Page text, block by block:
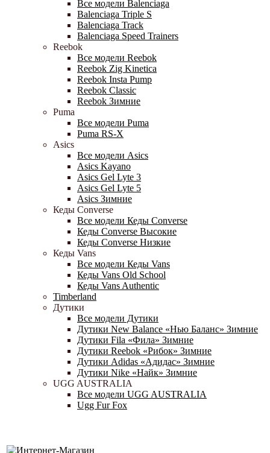
Все модели Balenciaga
Balenciaga Triple S
Balenciaga Track
Balenciaga Speed Trainers
Reebok
Все модели Reebok
Reebok Zig Kinetica
Reebok Insta Pump
Reebok Classic
Reebok Зимние
Puma
Все модели Puma
Puma RS-X
Asics
Все модели Asics
Asics Kayano
Asics Gel Lyte 3
Asics Gel Lyte 5
Asics Зимние
Кеды Converse
Все модели Кеды Converse
Кеды Converse Высокие
Кеды Converse Низкие
Кеды Vans
Все модели Кеды Vans
Кеды Vans Old School
Кеды Vans Authentic
Timberland
Дутики
Все модели Дутики
Дутики New Balance «Нью Баланс» Зимние
Дутики Fila «Фила» Зимние
Дутики Reebok «Рибок» Зимние
Дутики Adidas «Адидас» Зимние
Дутики Nike «Найк» Зимние
UGG AUSTRALIA
Все модели UGG AUSTRALIA
Ugg Fur Fox